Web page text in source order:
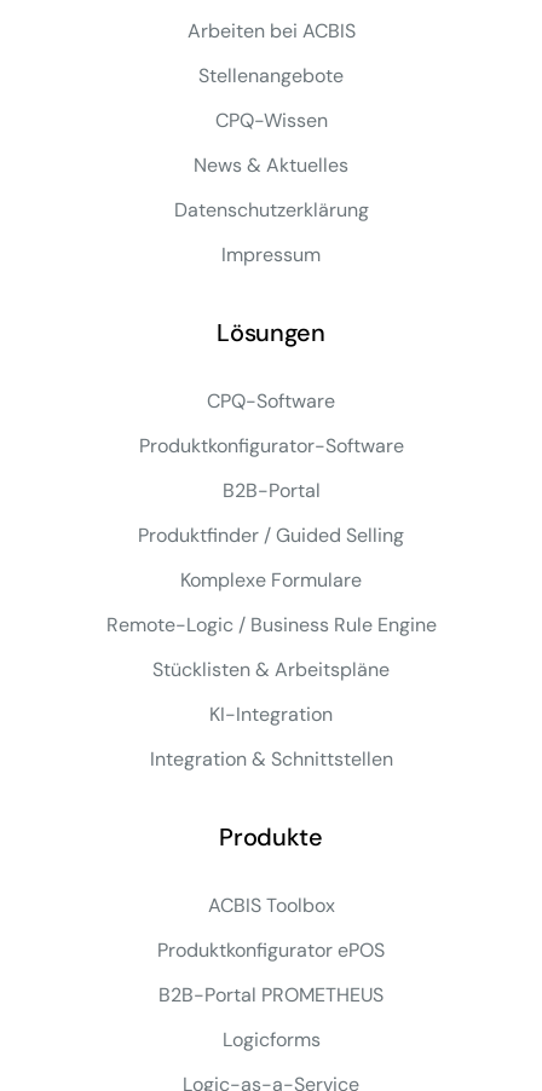
Arbeiten bei ACBIS
Stellenangebote
CPQ-Wissen
News & Aktuelles
Datenschutzerklärung
Impressum
Lösungen
CPQ-Software
Produktkonfigurator-Software
B2B-Portal
Produktfinder / Guided Selling
Komplexe Formulare
Remote-Logic / Business Rule Engine
Stücklisten & Arbeitspläne
KI-Integration
Integration & Schnittstellen
Produkte
ACBIS Toolbox
Produktkonfigurator ePOS
B2B-Portal PROMETHEUS
Logicforms
Logic-as-a-Service